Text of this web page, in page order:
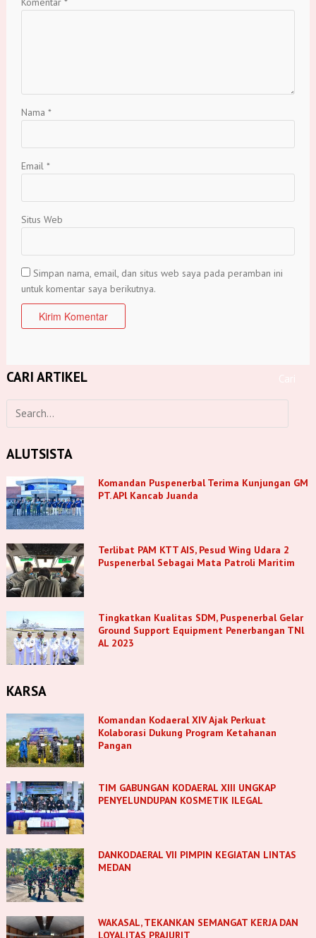
Nama *
Email *
Situs Web
Simpan nama, email, dan situs web saya pada peramban ini
untuk komentar saya berikutnya.
CARI ARTIKEL
ALUTSISTA
Komandan Puspenerbal Terima Kunjungan GM
PT. APl Kancab Juanda
Terlibat PAM KTT AIS, Pesud Wing Udara 2
Puspenerbal Sebagai Mata Patroli Maritim
Tingkatkan Kualitas SDM, Puspenerbal Gelar
Ground Support Equipment Penerbangan TNl
AL 2023
KARSA
Komandan Kodaeral XIV Ajak Perkuat
Kolaborasi Dukung Program Ketahanan
Pangan
TIM GABUNGAN KODAERAL XIII UNGKAP
PENYELUNDUPAN KOSMETIK ILEGAL
DANKODAERAL VII PIMPIN KEGIATAN LINTAS
MEDAN
WAKASAL, TEKANKAN SEMANGAT KERJA DAN
LOYALITAS PRAJURIT